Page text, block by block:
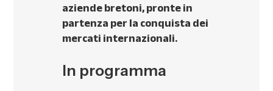
aziende bretoni, pronte in
partenza per la conquista dei
mercati internazionali.
In programma